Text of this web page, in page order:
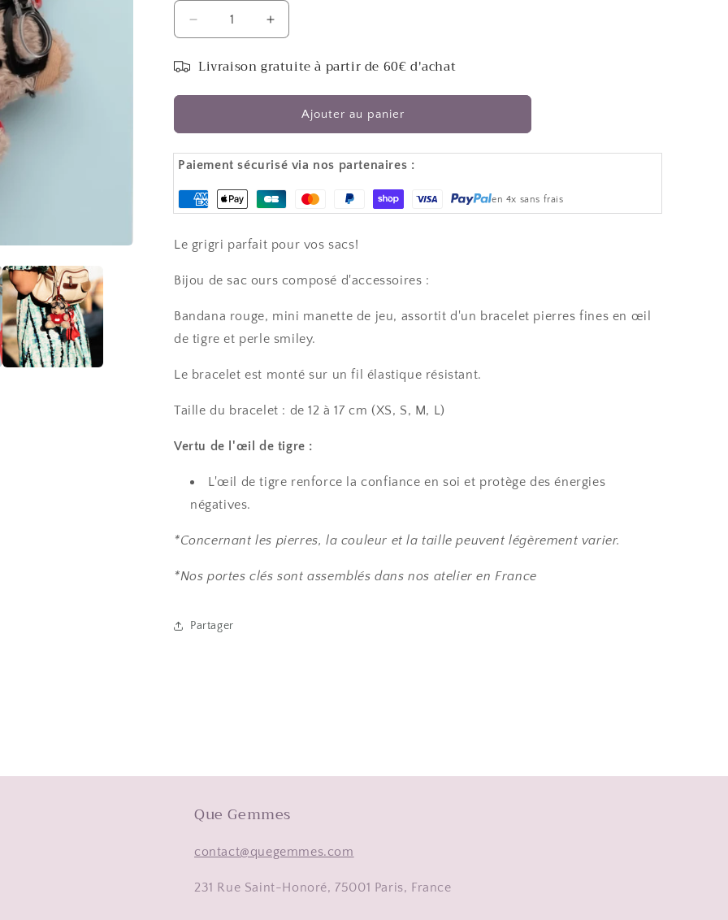
Réduire
la
quantité
Bijou
Rouge
WINNIE
Augmenter
la
quantité
Bijou
Rouge
WINNIE
Livraison gratuite à partir de 60€ d'achat
Ajouter au panier
Paiement sécurisé via nos partenaires :
Moyens
paiement
en 4x sans frais
Le grigri parfait pour vos sacs!
Bijou de sac ours composé d'accessoires :
Bandana rouge, mini manette de jeu, assortit d'un bracelet pierres fines en œil
de tigre et perle smiley.
Le bracelet est monté sur un fil élastique résistant.
Taille du bracelet : de 12 à 17 cm (XS, S, M, L)
Vertu de l'œil de tigre :
L'œil de tigre renforce la confiance en soi et protège des énergies
négatives.
*Concernant les pierres, la couleur et la taille peuvent légèrement varier.
*Nos portes clés sont assemblés dans nos atelier en France
Partager
Que Gemmes
contact@quegemmes.com
231 Rue Saint-Honoré, 75001 Paris, France